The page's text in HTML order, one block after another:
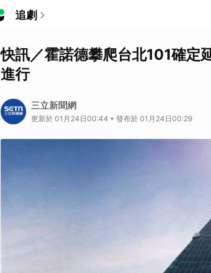
追劇
快訊／霍諾德攀爬台北101確定
進行
三立新聞網
更新於 01月24日00:44 • 發布於 01月24日00:29